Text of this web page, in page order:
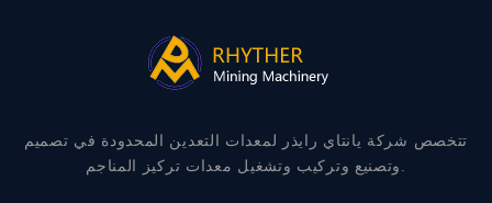
تتخصص شركة يانتاي رايذر لمعدات التعدين المحدودة في تصميم
وتصنيع وتركيب وتشغيل معدات تركيز المناجم.